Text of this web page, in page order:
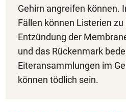
Gehirn angreifen können.
Fällen können Listerien
Entzündung der
und das Rückenmark
Eiteransammlungen im
können tödlich sein.